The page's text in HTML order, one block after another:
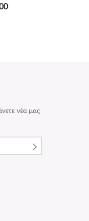
νέα μας